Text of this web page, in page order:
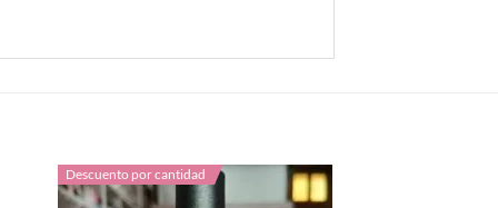
Descuento por cantidad